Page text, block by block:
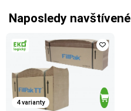
Naposledy navštívené
4 varianty